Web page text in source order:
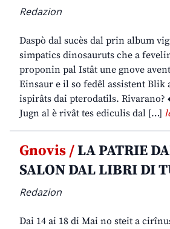
Redazion
Daspò dal sucès dal prin album
simpatics dinosauruts che a
proponin pal Istât une gnove
Einsaur e il so fedêl assistent Blik
ispirâts dai pterodatils.
Jugn al è rivât tes ediculis dal […]
Gnovis /LA PATRIE
SALON DAL LIBRI DI
Redazion
Dai 14 ai 18 di Mai no steit a